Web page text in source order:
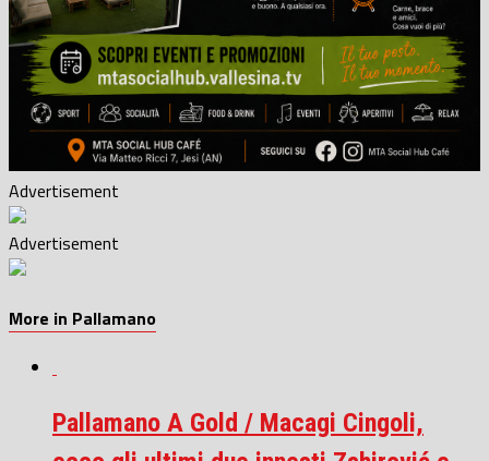
Advertisement
Advertisement
More in Pallamano
Pallamano A Gold / Macagi Cingoli,